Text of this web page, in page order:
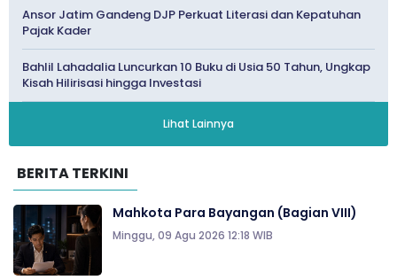
Ansor Jatim Gandeng DJP Perkuat Literasi dan Kepatuhan
Pajak Kader
Bahlil Lahadalia Luncurkan 10 Buku di Usia 50 Tahun, Ungkap
Kisah Hilirisasi hingga Investasi
Lihat Lainnya
BERITA TERKINI
Mahkota Para Bayangan (Bagian VIII)
Minggu, 09 Agu 2026 12:18 WIB